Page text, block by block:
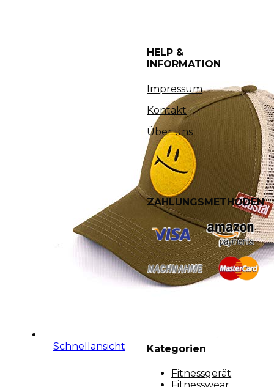
Schnellansicht
HELP &
INFORMATION
Impressum
Kontakt
Über uns
ZAHLUNGSMETHODEN
Kategorien
Fitnessgerät